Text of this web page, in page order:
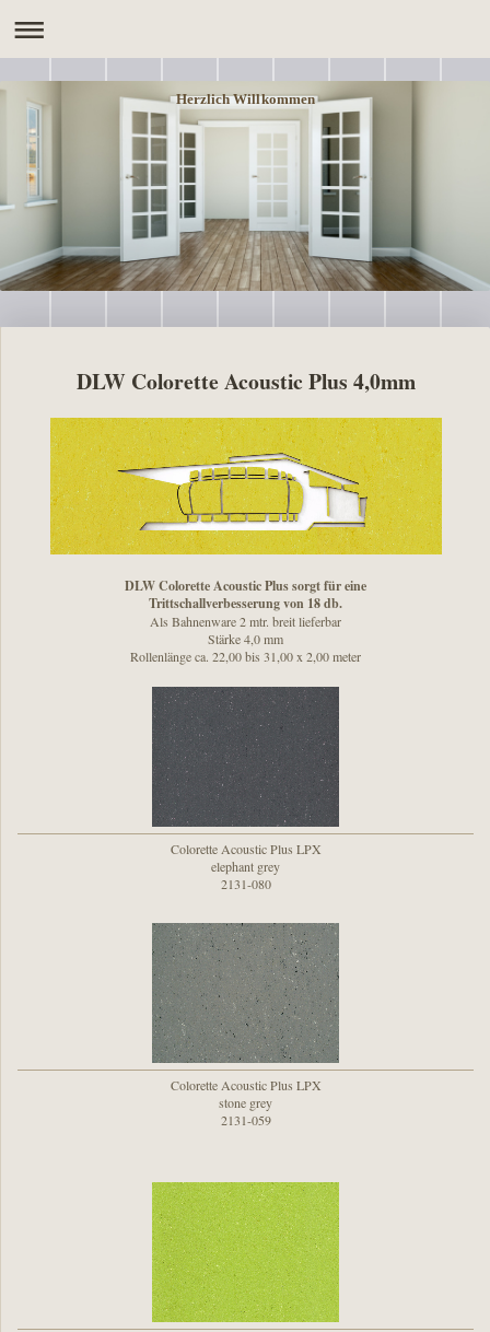
Herzlich Willkommen
DLW Colorette Acoustic Plus 4,0mm
DLW Colorette Acoustic Plus sorgt für eine
Trittschallverbesserung von 18 db.
Als Bahnenware 2 mtr. breit lieferbar
Stärke 4,0 mm
Rollenlänge ca. 22,00 bis 31,00 x 2,00 meter
Colorette Acoustic Plus LPX
elephant grey
2131-080
Colorette Acoustic Plus LPX
stone grey
2131-059